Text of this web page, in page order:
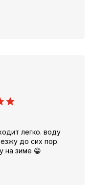
легко. воду
до сих пор.
на зиме 😁